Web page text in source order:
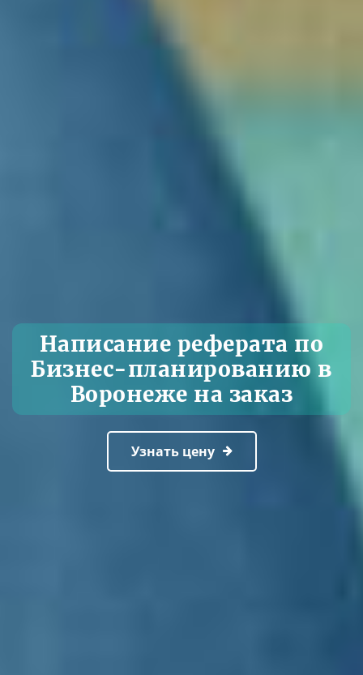
Написание реферата по
Бизнес-планированию в
Воронеже на заказ
Узнать цену